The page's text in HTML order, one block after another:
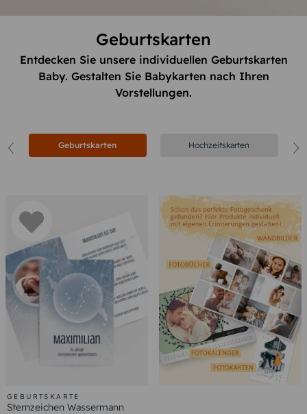
Geburtskarten
Entdecken Sie unsere individuellen Geburtskarten
Baby. Gestalten Sie Babykarten nach Ihren
Vorstellungen.
Geburtskarten Hochzeitskarten
GEBURTSKARTE
Sternzeichen Wassermann